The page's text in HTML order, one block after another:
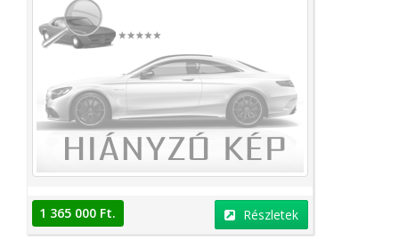
1 365 000 Ft. Részletek